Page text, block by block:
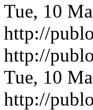
Tue, 10
http://
http://
Tue, 10
http://